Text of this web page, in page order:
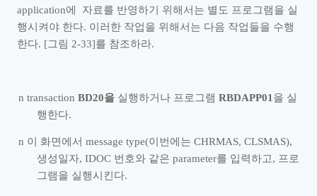
application에
자료를 반영하기 위해서는 별도 프로그램을 실
행시켜야 한다. 이러한 작업을 위해서는 다음 작업들을 수행
한다. [그림 2-33]를 참조하라.
n transaction BD20을실행하거나 프로그램 RBDAPP01을 실
행한다.
n 이 화면에서 message type(이번에는 CHRMAS, CLSMAS),
생성일자, IDOC 번호와 같은 parameter를 입력하고, 프로
그램을 실행시킨다.